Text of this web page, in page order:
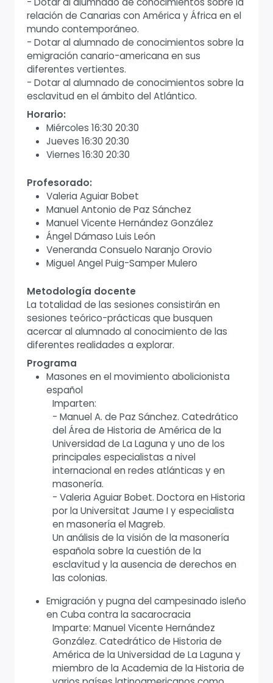
relación de Canarias con América y África en el
mundo contemporáneo.
- Dotar al alumnado de conocimientos sobre la
emigración canario-americana en sus
diferentes vertientes.
- Dotar al alumnado de conocimientos sobre la
esclavitud en el ámbito del Atlántico.
Horario:
Miércoles 16:30 20:30
Jueves 16:30 20:30
Viernes 16:30 20:30
Profesorado:
Valeria Aguiar Bobet
Manuel Antonio de Paz Sánchez
Manuel Vicente Hernández González
Ángel Dámaso Luis León
Veneranda Consuelo Naranjo Orovio
Miguel Angel Puig-Samper Mulero
Metodología docente
La totalidad de las sesiones consistirán en
sesiones teórico-prácticas que busquen
acercar al alumnado al conocimiento de las
diferentes realidades a explorar.
Programa
Masones en el movimiento abolicionista
español
Imparten:
- Manuel A. de Paz Sánchez. Catedrático
del Área de Historia de América de la
Universidad de La Laguna y uno de los
principales especialistas a nivel
internacional en redes atlánticas y en
masonería.
- Valeria Aguiar Bobet. Doctora en Historia
por la Universitat Jaume I y especialista
en masonería el Magreb.
Un análisis de la visión de la masonería
española sobre la cuestión de la
esclavitud y la ausencia de derechos en
las colonias.
Emigración y pugna del campesinado isleño
en Cuba contra la sacarocracia
Imparte: Manuel Vicente Hernández
González. Catedrático de Historia de
América de la Universidad de La Laguna y
miembro de la Academia de la Historia de